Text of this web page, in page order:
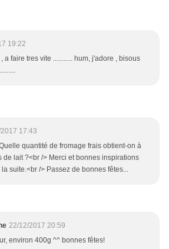
19:22
a faire tres vite ........... hum, j'adore , bisous
17:43
quantité de fromage frais obtient-on à
de lait ?<br /> Merci et bonnes inspirations
suite.<br /> Passez de bonnes fêtes...
22/12/2017 20:59
environ 400g ^^ bonnes fêtes!